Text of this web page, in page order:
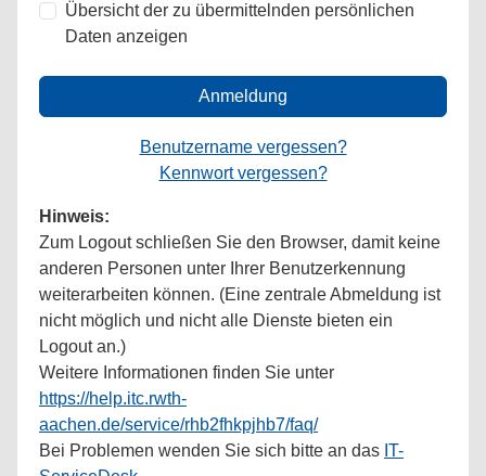
Übersicht der zu übermittelnden persönlichen
Daten anzeigen
Anmeldung
Benutzername vergessen?
Kennwort vergessen?
Hinweis:
Zum Logout schließen Sie den Browser, damit keine
anderen Personen unter Ihrer Benutzerkennung
weiterarbeiten können. (Eine zentrale Abmeldung ist
nicht möglich und nicht alle Dienste bieten ein
Logout an.)
Weitere Informationen finden Sie unter
https://help.itc.rwth-
aachen.de/service/rhb2fhkpjhb7/faq/
Bei Problemen wenden Sie sich bitte an das IT-